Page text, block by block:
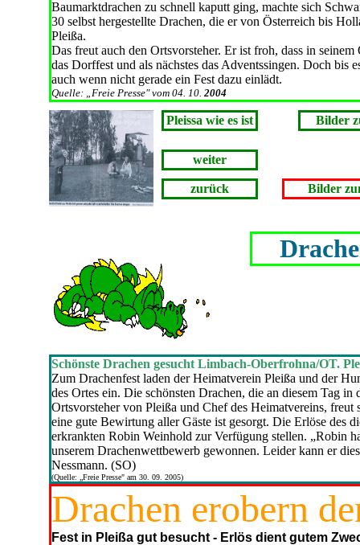
Baumarktdrachen zu schnell kaputt ging, machte sich
30 selbst hergestellte Drachen, die er von Österreich bis
Pleißa.
Das freut auch den Ortsvorsteher. Er ist froh, dass in
das Dorffest und als nächstes das Adventssingen. Doch
auch wenn nicht gerade ein Fest dazu einlädt.
Quelle: „Freie Presse" vom 04. 10. 2004
Pleissa wie es ist Bilder
weiter
zurück Bilder
Schönste Drachen gesucht Limbach-Oberfrohna/OT.
Zum Drachenfest laden der Heimatverein Pleißa und der
des Ortes ein. Die schönsten Drachen, die an diesem Tag
Ortsvorsteher von Pleißa und Chef des Heimatvereins,
eine gute Bewirtung aller Gäste ist gesorgt. Die Erlöse des
erkrankten Robin Weinhold zur Verfügung stellen. „Robin
unserem Drachenwettbewerb gewonnen. Leider kann er
Nessmann. (SO)
(Quelle: „Freie Presse" am 30. 09. 2005)
Drachen erobern
Fest in Pleißa gut besucht - Erlös dient gutem